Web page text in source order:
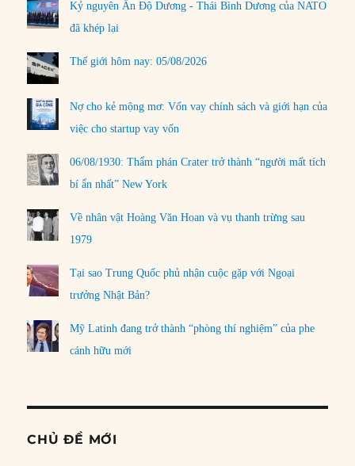
Kỷ nguyên Ấn Độ Dương - Thái Bình Dương của NATO
đã khép lại
Thế giới hôm nay: 05/08/2026
Nợ cho kẻ mộng mơ: Vốn vay chính sách và giới hạn của
việc cho startup vay vốn
06/08/1930: Thẩm phán Crater trở thành “người mất tích
bí ẩn nhất” New York
Về nhân vật Hoàng Văn Hoan và vụ thanh trừng sau
1979
Tại sao Trung Quốc phủ nhận cuộc gặp với Ngoại
trưởng Nhật Bản?
Mỹ Latinh đang trở thành “phòng thí nghiệm” của phe
cánh hữu mới
CHỦ ĐỀ MỚI